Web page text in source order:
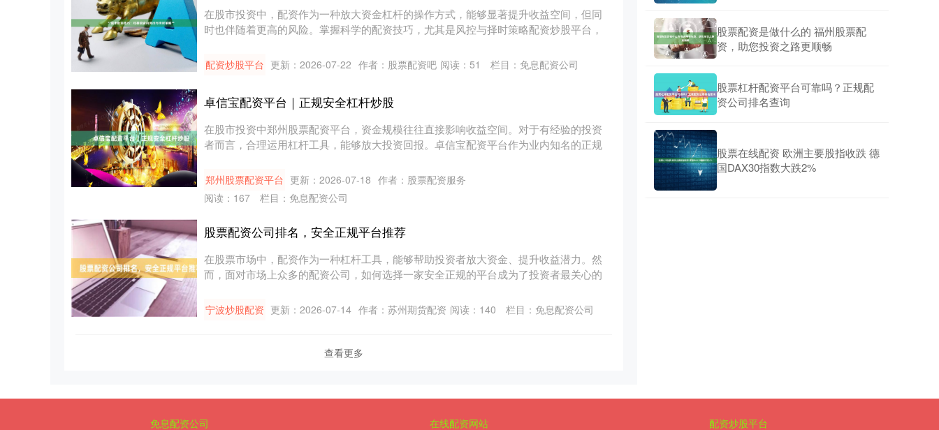
在股市投资中，配资作为一种放大资金杠杆的操作方式，能够显著提升收益空间，但同
时也伴随着更高的风险。掌握科学的配资技巧，尤其是风控与择时策略配资炒股平台，
配资炒股平台 更新：2026-07-22 作者：股票配资吧 阅读： 51 栏目： 免息配资公司
卓信宝配资平台｜正规安全杠杆炒股
在股市投资中郑州股票配资平台，资金规模往往直接影响收益空间。对于有经验的投资
者而言，合理运用杠杆工具，能够放大投资回报。卓信宝配资平台作为业内知名的正规
郑州股票配资平台 更新：2026-07-18 作者：股票配资服务
阅读： 167 栏目： 免息配资公司
股票配资公司排名，安全正规平台推荐
在股票市场中，配资作为一种杠杆工具，能够帮助投资者放大资金、提升收益潜力。然
而，面对市场上众多的配资公司，如何选择一家安全正规的平台成为了投资者最关心的
宁波炒股配资 更新：2026-07-14 作者：苏州期货配资 阅读： 140 栏目： 免息配资公司
查看更多
股票配资是做什么的 福州股票配
资，助您投资之路更顺畅
股票杠杆配资平台可靠吗？正规配
资公司排名查询
股票在线配资 欧洲主要股指收跌 德
国DAX30指数大跌2%
免息配资公司 在线配资网站 配资炒股平台